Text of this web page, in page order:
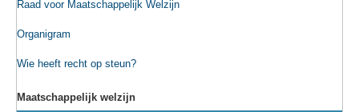
Raad voor Maatschappelijk Welzijn
Organigram
Wie heeft recht op steun?
Maatschappelijk welzijn